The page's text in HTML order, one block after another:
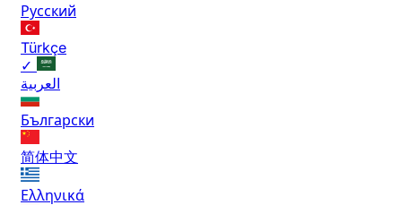
Русский
Türkçe
✓
العربية
Български
简体中文
Ελληνικά